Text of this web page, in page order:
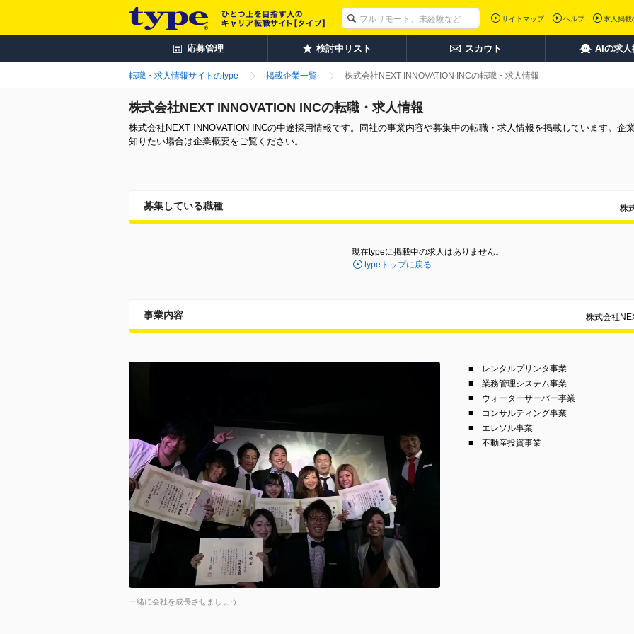
サイトマップ ヘルプ 求人掲載
応募管理 検討中リスト スカウト AIの求人
転職・求人情報サイトのtype 掲載企業一覧 株式会社NEXT INNOVATION INCの転職・求人情報
株式会社NEXT INNOVATION INCの転職・求人情報
株式会社NEXT INNOVATION INCの中途採用情報です。同社の事業内容や募集中の転職・求人情報を掲載しています。企
知りたい場合は企業概要をご覧ください。
募集している職種 株
現在typeに掲載中の求人はありません。
typeトップに戻る
事業内容 株式会社
一緒に会社を成長させましょう
■ レンタルプリンタ事業
■ 業務管理システム事業
■ ウォーターサーバー事業
■ コンサルティング事業
■ エレソル事業
■ 不動産投資事業